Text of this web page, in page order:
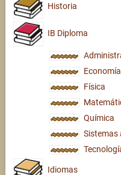
Historia
IB Diploma
Economía
Física
Química
Sistemas
Idiomas